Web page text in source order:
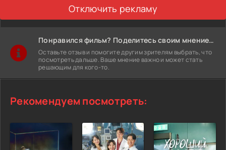
Отключить рекламу
Понравился фильм? Поделитесь своим мнением!
Оставьте отзыв и помогите другим зрителям выбрать, что
посмотреть дальше. Ваше мнение важно и может стать
решающим для кого-то.
Рекомендуем посмотреть: